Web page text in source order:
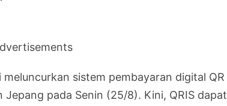
sistem pembayaran digital QR
pada Senin (25/8). Kini, QRIS dapat